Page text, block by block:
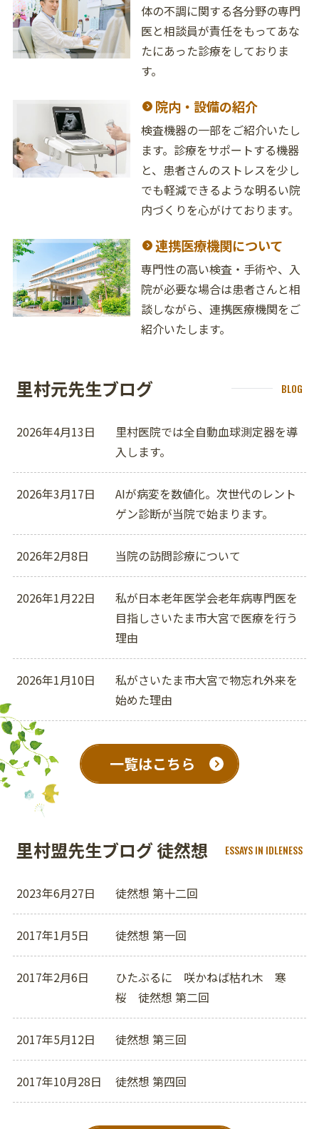
体の不調に関する各分野の専門
医と相談員が責任をもってあな
たにあった診療をしておりま
す。
院内・設備の紹介
検査機器の一部をご紹介いたし
ます。診療をサポートする機器
と、患者さんのストレスを少し
でも軽減できるような明るい院
内づくりを心がけております。
連携医療機関について
専門性の高い検査・手術や、入
院が必要な場合は患者さんと相
談しながら、連携医療機関をご
紹介いたします。
里村元先生ブログ BLOG
2026年4月13日
里村医院では全自動血球測定器を導
入します。
2026年3月17日
AIが病変を数値化。次世代のレント
ゲン診断が当院で始まります。
2026年2月8日 当院の訪問診療について
2026年1月22日
私が日本老年医学会老年病専門医を
目指しさいたま市大宮で医療を行う
理由
2026年1月10日
私がさいたま市大宮で物忘れ外来を
始めた理由
一覧はこちら
里村盟先生ブログ 徒然想 ESSAYS IN IDLENESS
2023年6月27日 徒然想 第十二回
2017年1月5日 徒然想 第一回
2017年2月6日
ひたぶるに 咲かねば枯れ木 寒
桜 徒然想 第二回
2017年5月12日 徒然想 第三回
2017年10月28日 徒然想 第四回